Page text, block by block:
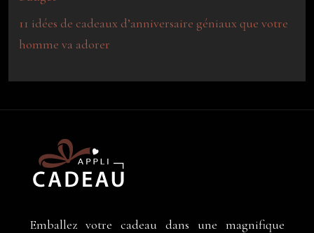
11 idées de cadeaux d’anniversaire géniaux que votre
homme va adorer
Emballez votre cadeau dans une magnifique